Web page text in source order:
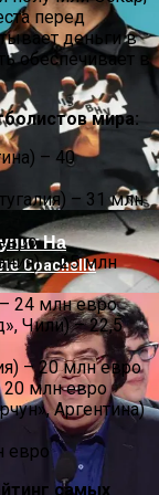
Тушения
Военных
На
Coachella
перед
деньги в
обеспечивает в
мира:
– 40
– 31 млн
– 25 млн
24 млн евро
Чили) – 22,5
– 20 млн евро
20 млн евро
Аргентина)
евро
самых